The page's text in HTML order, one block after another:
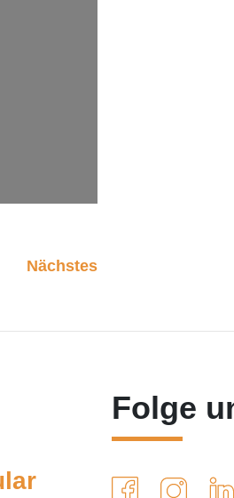
Nächstes
Folge